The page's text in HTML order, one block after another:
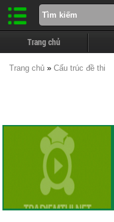
Trang chủ
Trang chủ » Cấu trúc đề thi